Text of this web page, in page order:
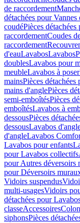
de raccordement
détachées pour
coudéPièces
raccordementCoudes
raccordement
d'eauLavabosLavabos
doublesLavabos pour
meubleLavabos à poser
mainsPièces
mains d'anglePièces
semi-emboîtésPièces
emboîtésLavabos à
dessousPièces
dessousLavabos
d'angleLavabos
Lavabos pour enfants
pour Lavabos collectifs
pour Autres déversoirs
pour Déversoirs
Vidoirs suspendus
multi-usagesVidoirs
détachées pour
classeAccessoires
siphonsPièces